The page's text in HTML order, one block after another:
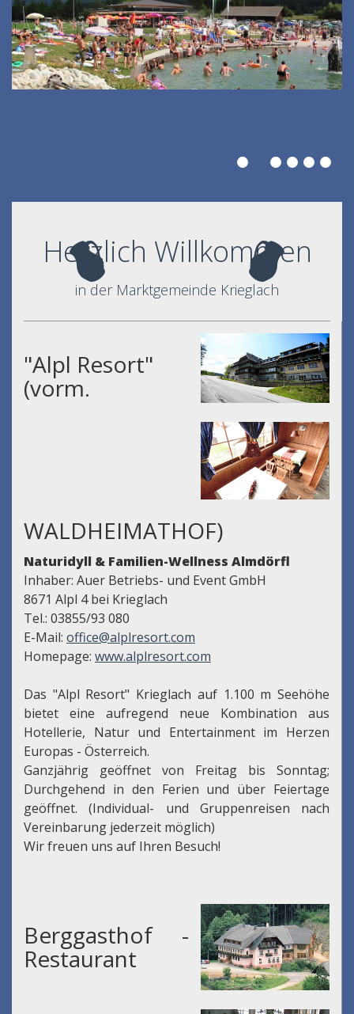
Herzlich Willkommen
in der Marktgemeinde Krieglach
"Alpl Resort"
(vorm.
WALDHEIMATHOF)
Naturidyll & Familien-Wellness Almdörfl
Inhaber: Auer Betriebs- und Event GmbH
8671 Alpl 4 bei Krieglach
Tel.: 03855/93 080
E-Mail: office@alplresort.com
Homepage: www.alplresort.com
Das "Alpl Resort" Krieglach auf 1.100 m Seehöhe
bietet eine aufregend neue Kombination aus
Hotellerie, Natur und Entertainment im Herzen
Europas - Österreich.
Ganzjährig geöffnet von Freitag bis Sonntag;
Durchgehend in den Ferien und über Feiertage
geöffnet. (Individual- und Gruppenreisen nach
Vereinbarung jederzeit möglich)
Wir freuen uns auf Ihren Besuch!
Berggasthof -
Restaurant